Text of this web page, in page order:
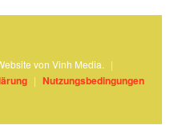
von Vinh Media. |
| Nutzungsbedingungen